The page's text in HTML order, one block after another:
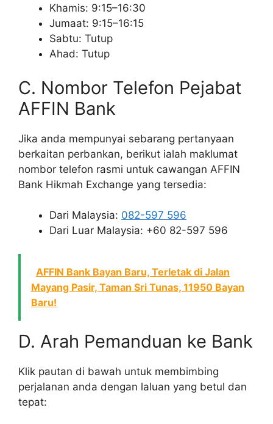
Khamis: 9:15–16:30
Jumaat: 9:15–16:15
Sabtu: Tutup
Ahad: Tutup
C. Nombor Telefon Pejabat
AFFIN Bank
Jika anda mempunyai sebarang pertanyaan
berkaitan perbankan, berikut ialah maklumat
nombor telefon rasmi untuk cawangan AFFIN
Bank Hikmah Exchange yang tersedia:
Dari Malaysia: 082-597 596
Dari Luar Malaysia: +60 82-597 596
AFFIN Bank Bayan Baru, Terletak di Jalan
Mayang Pasir, Taman Sri Tunas, 11950 Bayan
Baru!
D. Arah Pemanduan ke Bank
Klik pautan di bawah untuk membimbing
perjalanan anda dengan laluan yang betul dan
tepat: